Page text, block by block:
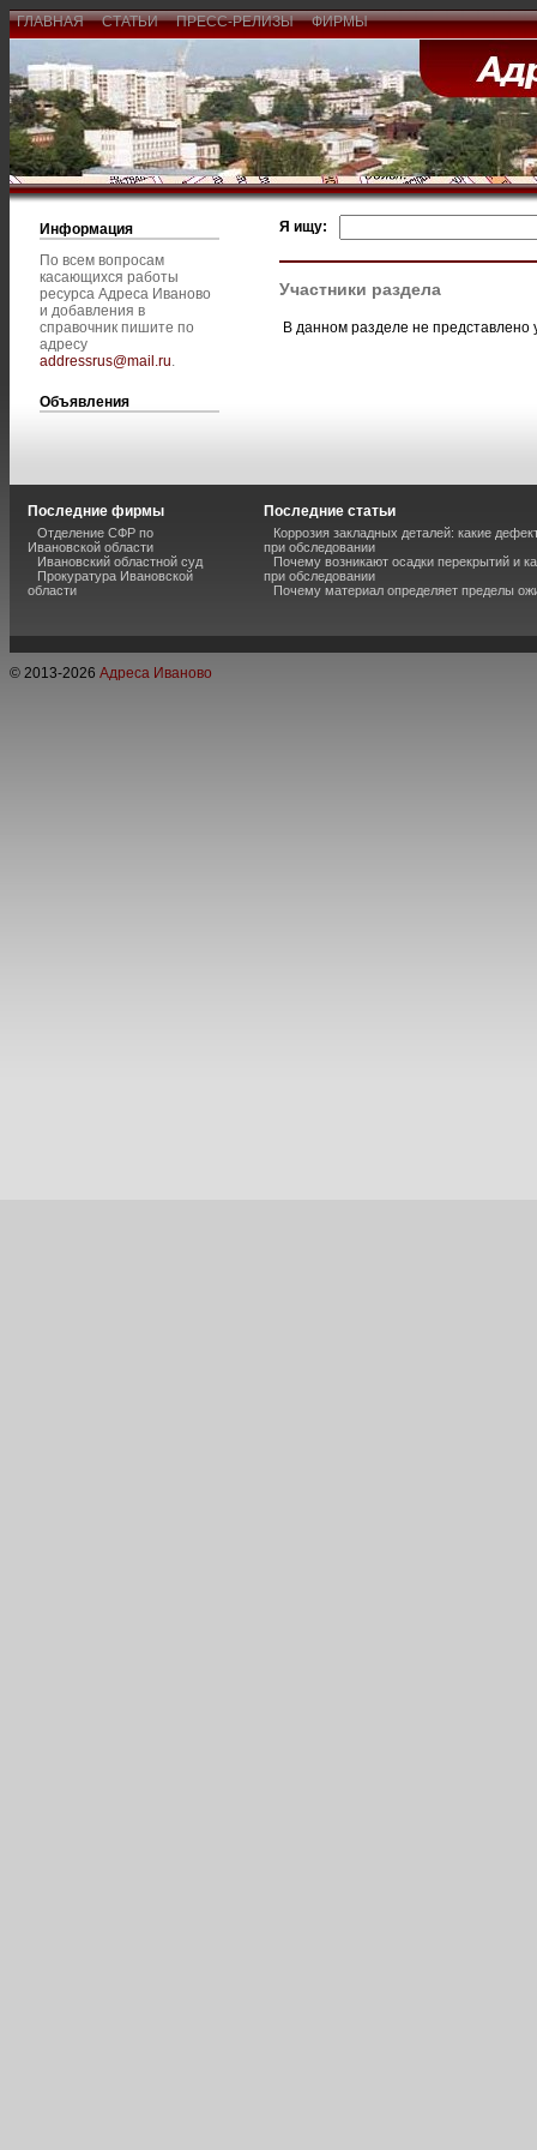
ГЛАВНАЯ СТАТЬИ ПРЕСС-РЕЛИЗЫ ФИРМЫ
Информация
По всем вопросам
касающихся работы
ресурса Адреса Иваново
и добавления в
справочник пишите по
адресу
addressrus@mail.ru.
Объявления
Я ищу:
Участники раздела
В данном разделе не представлено
Последние фирмы
Отделение СФР по
Ивановской области
Ивановский областной суд
Прокуратура Ивановской
области
Последние статьи
Коррозия закладных деталей: какие
при обследовании
Почему возникают осадки перекрытий и
при обследовании
Почему материал определяет пределы
© 2013-2026 Адреса Иваново